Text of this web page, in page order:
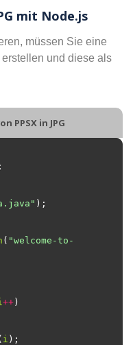
mit Node.js
müssen Sie eine
und diese als
PPSX in JPG
( "welcome-to-
++
i